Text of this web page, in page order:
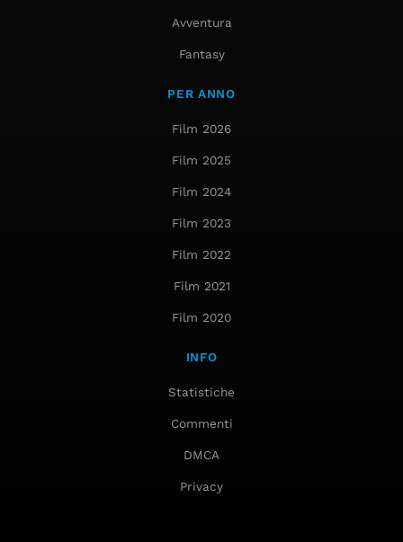
Avventura
Fantasy
PER ANNO
Film 2026
Film 2025
Film 2024
Film 2023
Film 2022
Film 2021
Film 2020
INFO
Statistiche
Commenti
DMCA
Privacy